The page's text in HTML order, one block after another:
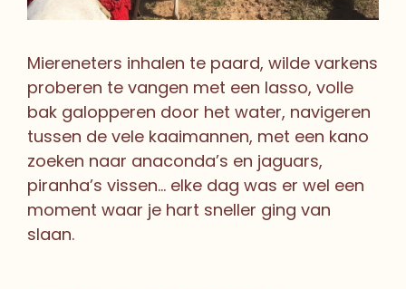
Miereneters inhalen te paard, wilde varkens
proberen te vangen met een lasso, volle
bak galopperen door het water, navigeren
tussen de vele kaaimannen, met een kano
zoeken naar anaconda’s en jaguars,
piranha’s vissen… elke dag was er wel een
moment waar je hart sneller ging van
slaan.